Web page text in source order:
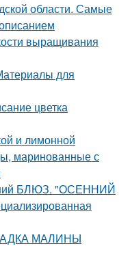
области. Самые
выращивания
для
цветка
и лимонной
маринованные с
БЛЮЗ. "ОСЕННИЙ
МАЛИНЫ